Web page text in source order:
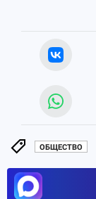
ОБЩЕСТВО